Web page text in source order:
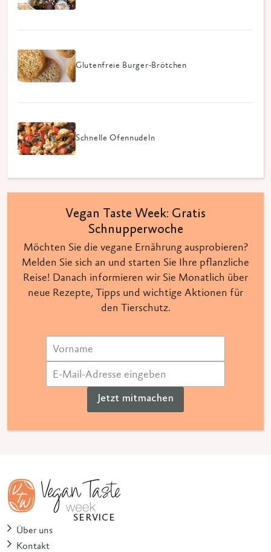
Glutenfreie Burger-Brötchen
Schnelle Ofennudeln
Vegan Taste Week: Gratis
Schnupperwoche
Möchten Sie die vegane Ernährung ausprobieren?
Melden Sie sich an und starten Sie Ihre pflanzliche
Reise! Danach informieren wir Sie Monatlich über
neue Rezepte, Tipps und wichtige Aktionen für
den Tierschutz.
Jetzt mitmachen
SERVICE
Über uns
Kontakt